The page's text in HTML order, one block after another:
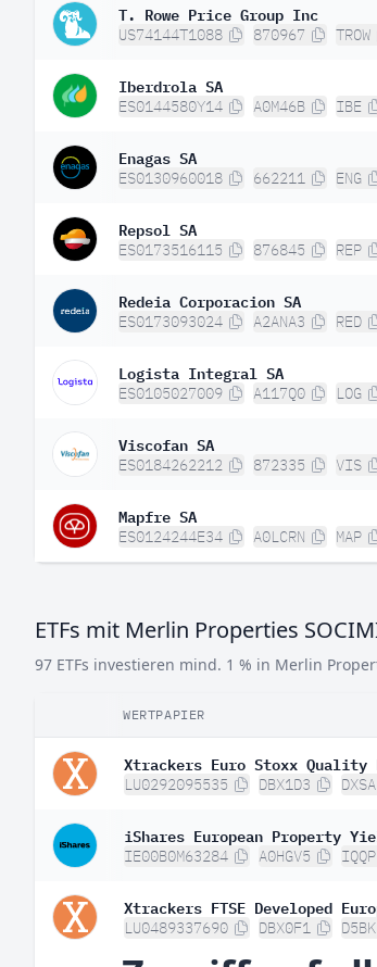
T. Rowe Price Group Inc
US74144T1088 870967 TROW
Iberdrola SA
ES0144580Y14 A0M46B IBE
Enagas SA
ES0130960018 662211 ENG
Repsol SA
ES0173516115 876845 REP
Redeia Corporacion SA
ES0173093024 A2ANA3 RED
Logista Integral SA
ES0105027009 A117Q0 LOG
Viscofan SA
ES0184262212 872335 VIS
Mapfre SA
ES0124244E34 A0LCRN MAP
ETFs mit Merlin Properties
97 ETFs investieren mind. 1 % in Merlin
WERTPAPIER
Xtrackers Euro Stoxx Quality
LU0292095535 DBX1D3 DXSA
iShares European Property
IE00B0M63284 A0HGV5 IQQP
Xtrackers FTSE Developed
LU0489337690 DBX0F1 D5BK